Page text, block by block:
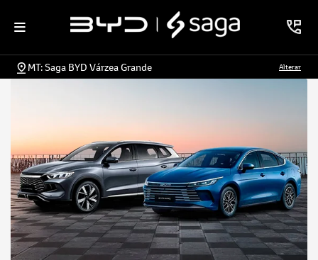
MT: Saga BYD Várzea Grande Alterar